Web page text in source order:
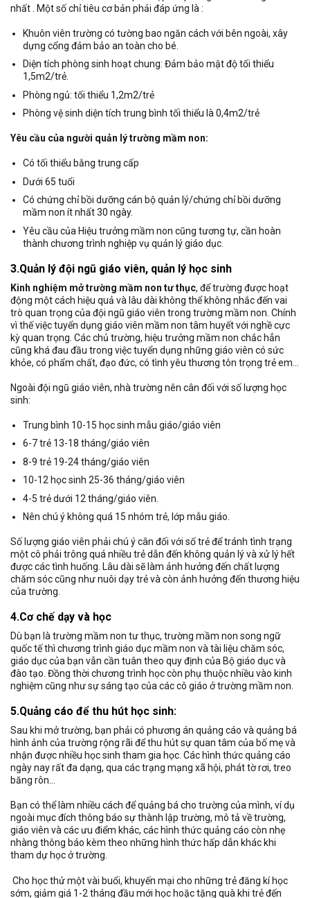
nhất . Một số chỉ tiêu cơ bản phải đáp ứng là :
Khuôn viên trường có tường bao ngăn cách với bên ngoài, xây
dựng cổng đảm bảo an toàn cho bé.
Diện tích phòng sinh hoạt chung: Đảm bảo mật độ tối thiểu
1,5m2/trẻ.
Phòng ngủ: tối thiểu 1,2m2/trẻ
Phòng vệ sinh diện tích trung bình tối thiểu là 0,4m2/trẻ
Yêu cầu của người quản lý trường mầm non:
Có tối thiểu bằng trung cấp
Dưới 65 tuổi
Có chứng chỉ bồi dưỡng cán bộ quản lý/chứng chỉ bồi dưỡng
mầm non ít nhất 30 ngày.
Yêu cầu của Hiệu trưởng mầm non cũng tương tự, cần hoàn
thành chương trình nghiệp vụ quản lý giáo dục.
3.Quản lý đội ngũ giáo viên, quản lý học sinh
Kinh nghiệm mở trường mầm non tư thục, để trường được hoạt
động một cách hiệu quả và lâu dài không thể không nhắc đến vai
trò quan trọng của đội ngũ giáo viên trong trường mầm non. Chính
vì thế việc tuyển dụng giáo viên mầm non tâm huyết với nghề cực
kỳ quan trọng. Các chủ trường, hiệu trưởng mầm non chắc hẳn
cũng khá đau đầu trong việc tuyển dụng những giáo viên có sức
khỏe, có phẩm chất, đạo đức, có tình yêu thương tôn trọng trẻ em…
Ngoài đội ngũ giáo viên, nhà trường nên cân đối với số lượng học
sinh:
Trung bình 10-15 học sinh mẫu giáo/giáo viên
6-7 trẻ 13-18 tháng/giáo viên
8-9 trẻ 19-24 tháng/giáo viên
10-12 học sinh 25-36 tháng/giáo viên
4-5 trẻ dưới 12 tháng/giáo viên.
Nên chú ý không quá 15 nhóm trẻ, lớp mẫu giáo.
Số lượng giáo viên phải chú ý cân đối với số trẻ để tránh tình trạng
một cô phải trông quá nhiều trẻ dẫn đến không quản lý và xử lý hết
được các tình huống. Lâu dài sẽ làm ảnh hưởng đến chất lượng
chăm sóc cũng như nuôi dạy trẻ và còn ảnh hưởng đến thương hiệu
của trường.
4.Cơ chế dạy và học
Dù bạn là trường mầm non tư thục, trường mầm non song ngữ
quốc tế thì chương trình giáo dục mầm non và tài liệu chăm sóc,
giáo dục của bạn vẫn cần tuân theo quy định của Bộ giáo dục và
đào tạo. Đồng thời chương trình học còn phụ thuộc nhiều vào kinh
nghiệm cũng như sự sáng tạo của các cô giáo ở trường mầm non.
5.Quảng cáo để thu hút học sinh:
Sau khi mở trường, bạn phải có phương án quảng cáo và quảng bá
hình ảnh của trường rộng rãi để thu hút sự quan tâm của bố mẹ và
nhận được nhiều học sinh tham gia học. Các hình thức quảng cáo
ngày nay rất đa dạng, qua các trạng mạng xã hội, phát tờ rơi, treo
băng rôn…
Bạn có thể làm nhiều cách để quảng bá cho trường của mình, ví dụ
ngoài mục đích thông báo sự thành lập trường, mô tả về trường,
giáo viên và các ưu điểm khác, các hình thức quảng cáo còn nhẹ
nhàng thông báo kèm theo những hình thức hấp dẫn khác khi
tham dự học ở trường.
Cho học thử một vài buổi, khuyến mại cho những trẻ đăng kí học
sớm, giảm giá 1-2 tháng đầu mới học hoặc tặng quà khi trẻ đến